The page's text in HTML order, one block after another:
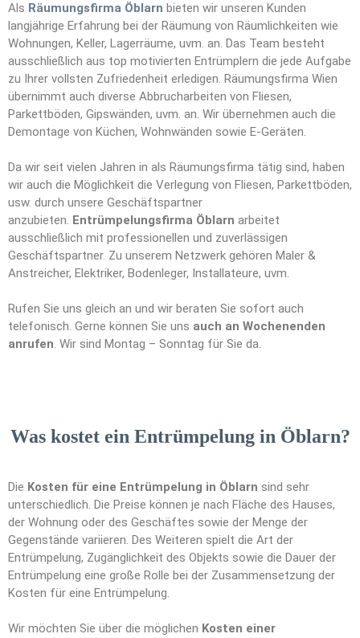
Als Räumungsfirma Öblarn bieten wir unseren Kunden
langjährige Erfahrung bei der Räumung von Räumlichkeiten wie
Wohnungen, Keller, Lagerräume, uvm. an. Das Team besteht
ausschließlich aus top motivierten Entrümplern die jede Aufgabe
zu Ihrer vollsten Zufriedenheit erledigen. Räumungsfirma Wien
übernimmt auch diverse Abbrucharbeiten von Fliesen,
Parkettböden, Gipswänden, uvm. an. Wir übernehmen auch die
Demontage von Küchen, Wohnwänden sowie E-Geräten.
Da wir seit vielen Jahren in als Räumungsfirma tätig sind, haben
wir auch die Möglichkeit die Verlegung von Fliesen, Parkettböden,
usw. durch unsere Geschäftspartner
anzubieten. Entrümpelungsfirma Öblarn arbeitet
ausschließlich mit professionellen und zuverlässigen
Geschäftspartner. Zu unserem Netzwerk gehören Maler &
Anstreicher, Elektriker, Bodenleger, Installateure, uvm.
Rufen Sie uns gleich an und wir beraten Sie sofort auch
telefonisch. Gerne können Sie uns auch an Wochenenden
anrufen. Wir sind Montag – Sonntag für Sie da.
Was kostet ein Entrümpelung in Öblarn?
Die Kosten für eine Entrümpelung in Öblarn sind sehr
unterschiedlich. Die Preise können je nach Fläche des Hauses,
der Wohnung oder des Geschäftes sowie der Menge der
Gegenstände variieren. Des Weiteren spielt die Art der
Entrümpelung, Zugänglichkeit des Objekts sowie die Dauer der
Entrümpelung eine große Rolle bei der Zusammensetzung der
Kosten für eine Entrümpelung.
Wir möchten Sie über die möglichen Kosten einer